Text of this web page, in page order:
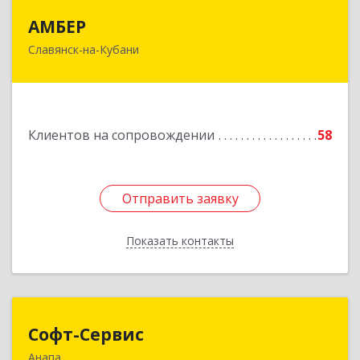
АМБЕР
Славянск-на-Кубани
Клиентов на сопровождении 58
Отправить заявку
Показать контакты
353562, Краснодарский край, Славянский р-н,
Отправить заявку
Назад
Софт-Сервис
Анапа